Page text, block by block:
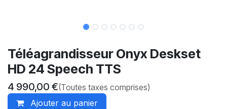
Téléagrandisseur Onyx Deskset
HD 24 Speech TTS
4 990,00 €(Toutes taxes comprises)
Ajouter au panier